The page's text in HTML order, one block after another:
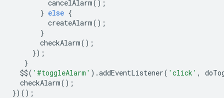
cancelAlarm();
} else {
createAlarm();
}
checkAlarm();
});
}
$$( '#toggleAlarm' ).addEventListener( 'click' ,
checkAlarm();
})();